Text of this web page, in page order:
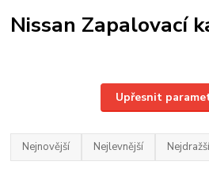
Nissan Zapalovací
Upřesnit
Nejnovější Nejlevnější